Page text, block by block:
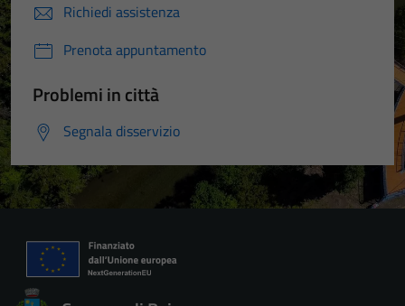
Richiedi assistenza
Prenota appuntamento
Problemi in città
Segnala disservizio